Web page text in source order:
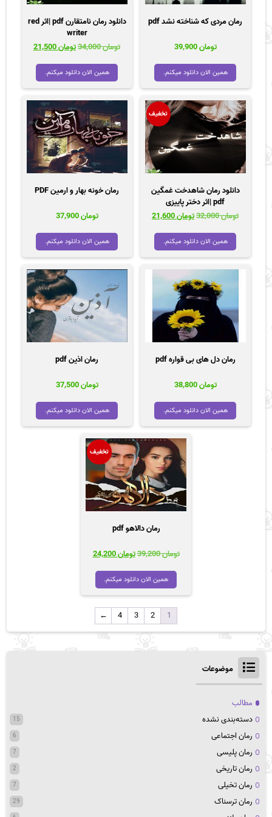
رمان مردی که شناخته نشد pdf
تومان39,900
همین الان دانلود میکنم.
دانلود رمان نامتقارن pdf |اثر red
writer
تومان34,000
قیمت
تومان 34,000
بود.
تومان21,500
قیمت
همین الان دانلود میکنم.
تخفیف
دانلود رمان شاهدخت غمگین
pdf |اثر دختر پاییزی
تومان32,000
قیمت
تومان 32,000
بود.
تومان21,600
قیمت
تومان 21,600
همین الان دانلود میکنم.
رمان خونه بهار و ارمین PDF
تومان37,900
همین الان دانلود میکنم.
رمان دل های بی قواره pdf
تومان38,800
همین الان دانلود میکنم.
رمان اذین pdf
تومان37,500
همین الان دانلود میکنم.
تخفیف
رمان دالاهو pdf
تومان39,200
قیمت
تومان 39,200
بود.
تومان24,200
قیمت
همین الان دانلود میکنم.
1
2
3
4
←
موضوعات
مطالب
دسته‌بندی نشده
15
رمان اجتماعی 6
رمان پلیسی 7
رمان تاریخی 2
رمان تخیلی 7
رمان ترسناک 29